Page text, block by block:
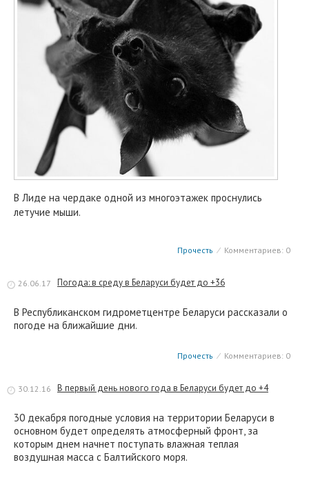
В Лиде на чердаке одной из многоэтажек проснулись
летучие мыши.
Прочесть ⁄ Комментариев: 0
26.06.17 Погода: в среду в Беларуси будет до +36
В Республиканском гидрометцентре Беларуси рассказали о
погоде на ближайшие дни.
Прочесть ⁄ Комментариев: 0
30.12.16 В первый день нового года в Беларуси будет до +4
30 декабря погодные условия на территории Беларуси в
основном будет определять атмосферный фронт, за
которым днем начнет поступать влажная теплая
воздушная масса с Балтийского моря.